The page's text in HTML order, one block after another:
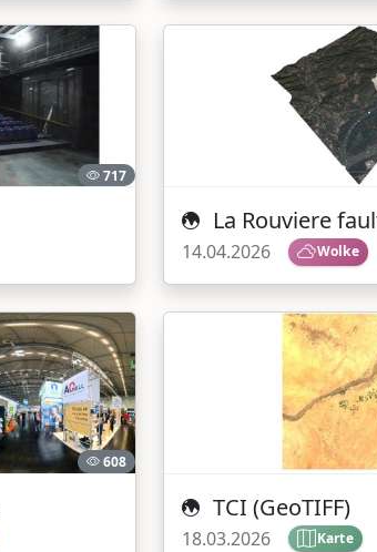
717
La Rouviere
14.04.2026 Wolke
608
TCI (GeoTIFF)
18.03.2026 Karte